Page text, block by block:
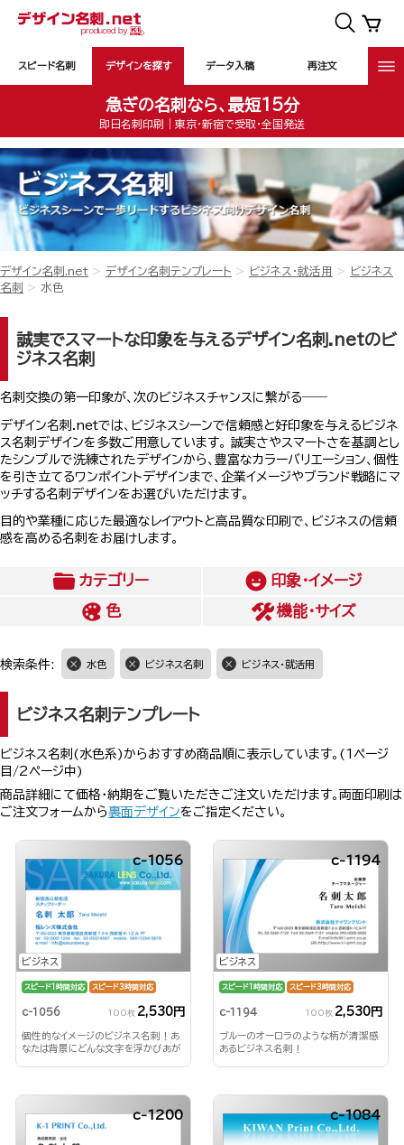
スピード名刺 デザインを探す データ入稿 再注文
急ぎの名刺なら、最短15分
即日名刺印刷｜東京・新宿で受取・全国発送
デザイン名刺.net デザイン名刺テンプレート ビジネス・就活用
ビジネス
名刺
水色
誠実でスマートな印象を与えるデザイン名刺.netのビ
ジネス名刺
名刺交換の第一印象が、次のビジネスチャンスに繋がる――
デザイン名刺.netでは、ビジネスシーンで信頼感と好印象を与えるビジネ
ス名刺デザインを多数ご用意しています。 誠実さやスマートさを基調とし
たシンプルで洗練されたデザインから、豊富なカラーバリエーション、個性
を引き立てるワンポイントデザインまで、企業イメージやブランド戦略にマ
ッチする名刺デザインをお選びいただけます。
目的や業種に応じた最適なレイアウトと高品質な印刷で、ビジネスの信頼
感を高める名刺をお届けします。
カテゴリー
印象・イメージ
色
機能・サイズ
検索条件: 水色 ビジネス名刺 ビジネス・就活用
ビジネス名刺テンプレート
ビジネス名刺(水色系)からおすすめ商品順に表示しています。(1ページ
目/2ページ中)
商品詳細にて価格・納期をご覧いただきご注文いただけます。両面印刷は
ご注文フォームから裏面デザインをご指定ください。
ビジネス
c-1056
スピード1時間対応 スピード3時間対応
c-1056 100枚 2,530円
個性的なイメージのビジネス名刺！あ
なたは背景にどんな文字を浮かびあが
ビジネス
c-1194
スピード1時間対応 スピード3時間対応
c-1194 100枚 2,530円
ブルーのオーロラのような柄が清潔感
あるビジネス名刺！
c-1200 c-1084